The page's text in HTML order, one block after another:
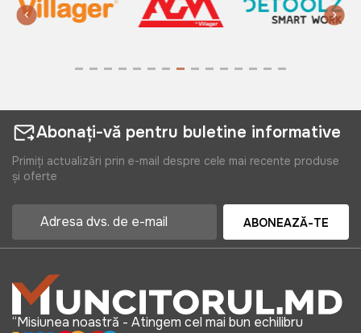
Abonați-vă pentru buletine informative
Primiți actualizări prin e-mail despre cele mai recente produse
și oferte
ABONEAZĂ-TE
“Misiunea noastră - Atingem cel mai bun echilibru